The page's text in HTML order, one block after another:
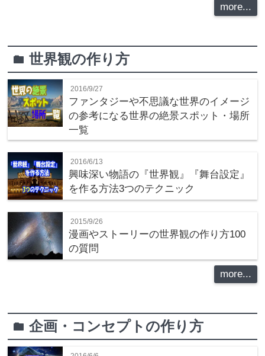
more...
folder世界観の作り方
2016/9/27
ファンタジーや不思議な世界のイメージ
の参考になる世界の絶景スポット・場所
一覧
2016/6/13
興味深い物語の『世界観』『舞台設定』
を作る方法3つのテクニック
2015/9/26
漫画やストーリーの世界観の作り方100
の質問
more...
folder企画・コンセプトの作り方